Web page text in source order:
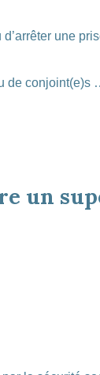
une
de conjoint(e)s
un